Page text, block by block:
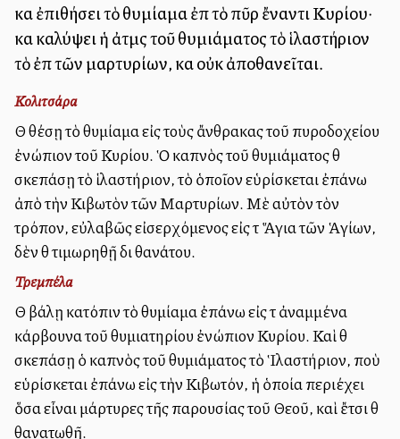
καὶ ἐπιθήσει τὸ θυμίαμα ἐπὶ τὸ πῦρ ἔναντι Κυρίου·
καὶ καλύψει ἡ ἀτμὶς τοῦ θυμιάματος τὸ ἱλαστήριον
τὸ ἐπὶ τῶν μαρτυρίων, καὶ οὐκ ἀποθανεῖται.
Κολιτσάρα
Θὰ θέσῃ τὸ θυμίαμα εἰς τοὺς ἄνθρακας τοῦ πυροδοχείου
ἐνώπιον τοῦ Κυρίου. Ὁ καπνὸς τοῦ θυμιάματος θὰ
σκεπάσῃ τὸ ἱλαστήριον, τὸ ὁποῖον εὑρίσκεται ἐπάνω
ἀπὸ τὴν Κιβωτὸν τῶν Μαρτυρίων. Μὲ αὐτὸν τὸν
τρόπον, εὐλαβῶς εἰσερχόμενος εἰς τὰ Ἅγια τῶν Ἁγίων,
δὲν θὰ τιμωρηθῇ διὰ θανάτου.
Τρεμπέλα
Θὰ βάλῃ κατόπιν τὸ θυμίαμα ἐπάνω εἰς τὰ ἀναμμένα
κάρβουνα τοῦ θυμιατηρίου ἐνώπιον Κυρίου. Καὶ θὰ
σκεπάσῃ ὁ καπνὸς τοῦ θυμιάματος τὸ Ἱλαστήριον, ποὺ
εὑρίσκεται ἐπάνω εἰς τὴν Κιβωτόν, ἡ ὁποία περιέχει
ὅσα εἶναι μάρτυρες τῆς παρουσίας τοῦ Θεοῦ, καὶ ἔτσι θὰ
θανατωθῇ.